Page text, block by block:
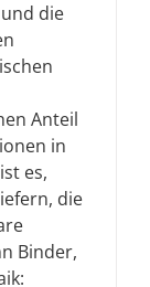
die
Anteil
in
es,
die
Binder,